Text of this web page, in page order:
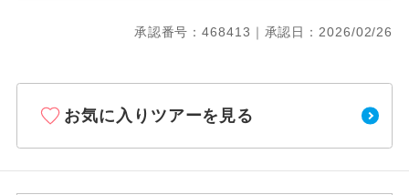
承認番号：468413｜承認日：2026/02/26
お気に入りツアーを見る